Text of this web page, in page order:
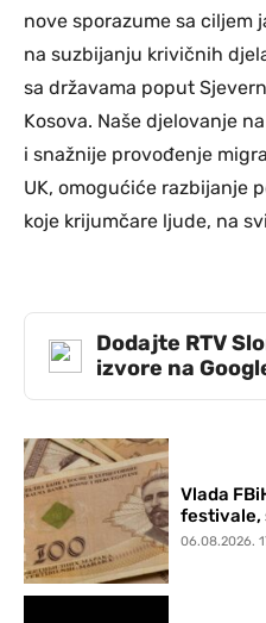
nove sporazume sa ciljem
na suzbijanju krivičnih
sa državama poput
Kosova. Naše djelovanje
i snažnije provođenje
UK, omogućiće razbijanje
koje krijumčare ljude, na
Dodajte RTV
izvore na
Vlada
festivale,
06.08.2026.